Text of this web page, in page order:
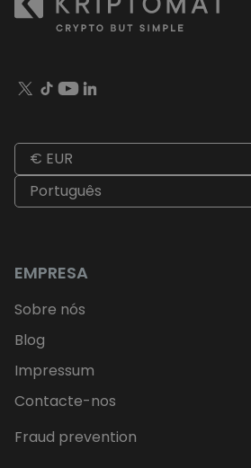
€ EUR
Português
EMPRESA
Sobre nós
Blog
Impressum
Contacte-nos
Fraud prevention